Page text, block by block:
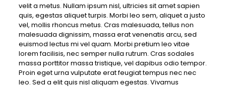
velit a metus. Nullam ipsum nisl, ultricies sit amet sapien
quis, egestas aliquet turpis. Morbi leo sem, aliquet a justo
vel, mollis rhoncus metus. Cras malesuada, tellus non
malesuada dignissim, massa erat venenatis arcu, sed
euismod lectus mi vel quam. Morbi pretium leo vitae
lorem facilisis, nec semper nulla rutrum. Cras sodales
massa porttitor massa tristique, vel dapibus odio tempor.
Proin eget urna vulputate erat feugiat tempus nec nec
leo. Sed a elit quis nisl aliquam egestas. Vivamus